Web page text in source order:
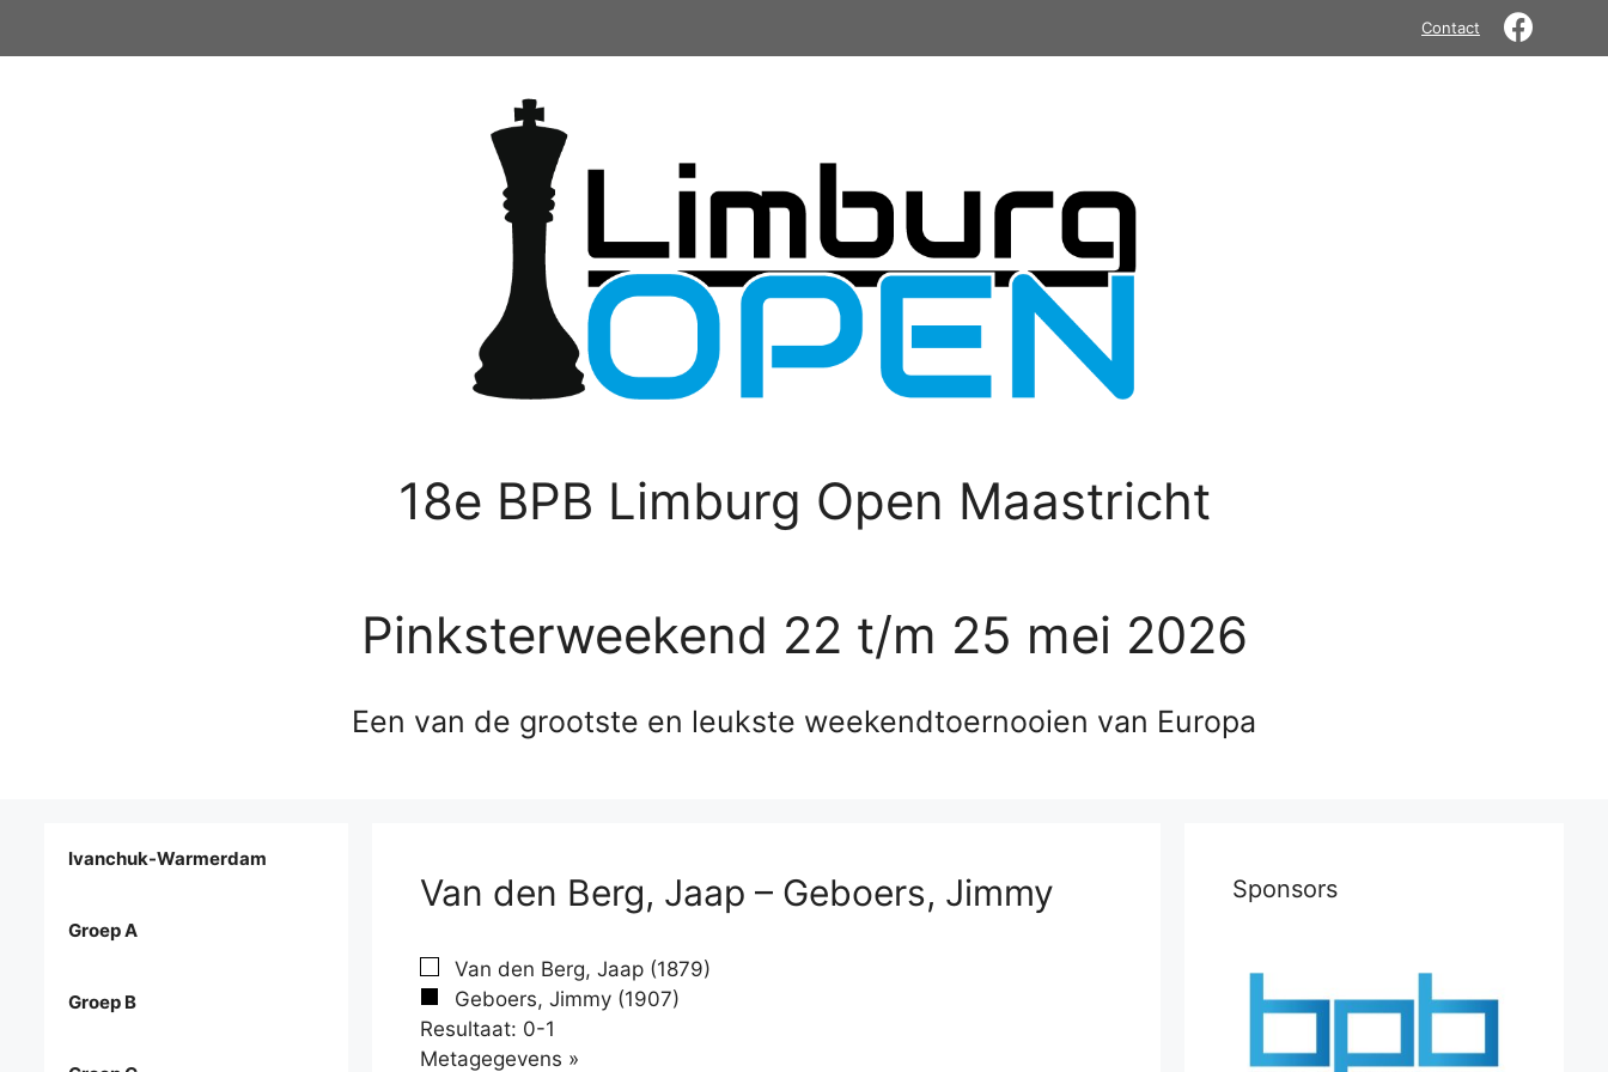
Contact
18e BPB Limburg Open Maastricht
Pinksterweekend 22 t/m 25 mei 2026
Een van de grootste en leukste weekendtoernooien van Europa
Van den Berg, Jaap – Geboers, Jimmy
Van den Berg, Jaap (1879)
Geboers, Jimmy (1907)
Resultaat: 0-1
Metagegevens »
Ivanchuk-Warmerdam
Groep A
Groep B
Sponsors